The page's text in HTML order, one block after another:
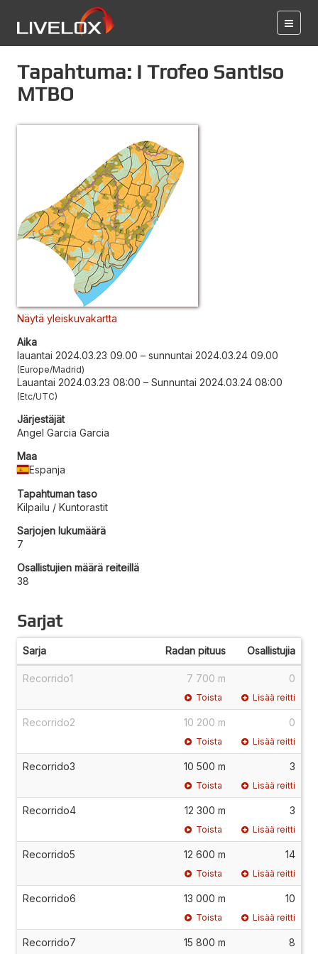
Tapahtuma: I Trofeo Santiso
MTBO
Näytä yleiskuvakartta
Aika
lauantai 2024.03.23 09.00 – sunnuntai 2024.03.24 09.00
Europe/Madrid
Lauantai 2024.03.23 08:00 – Sunnuntai 2024.03.24 08:00
Etc/UTC
Järjestäjät
Angel Garcia Garcia
Maa
Espanja
Tapahtuman taso
Kilpailu / Kuntorastit
Sarjojen lukumäärä
7
Osallistujien määrä reiteillä
38
Sarjat
Sarja Radan pituus Osallistujia
Recorrido1 7 700 m 0
Toista Lisää reitti
Recorrido2 10 200 m 0
Toista Lisää reitti
Recorrido3 10 500 m 3
Toista Lisää reitti
Recorrido4 12 300 m 3
Toista Lisää reitti
Recorrido5 12 600 m 14
Toista Lisää reitti
Recorrido6 13 000 m 10
Toista Lisää reitti
Recorrido7 15 800 m 8